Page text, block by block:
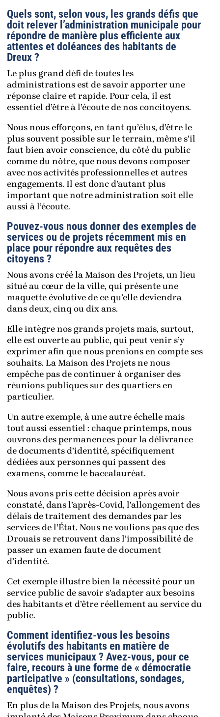
Quels sont, selon vous, les grands défis que
doit relever l’administration municipale pour
répondre de manière plus efficiente aux
attentes et doléances des habitants de
Dreux ?
Le plus grand défi de toutes les
administrations est de savoir apporter une
réponse claire et rapide. Pour cela, il est
essentiel d’être à l’écoute de nos concitoyens.
Nous nous efforçons, en tant qu’élus, d’être le
plus souvent possible sur le terrain, même s’il
faut bien avoir conscience, du côté du public
comme du nôtre, que nous devons composer
avec nos activités professionnelles et autres
engagements. Il est donc d’autant plus
important que notre administration soit elle
aussi à l’écoute.
Pouvez-vous nous donner des exemples de
services ou de projets récemment mis en
place pour répondre aux requêtes des
citoyens ?
Nous avons créé la Maison des Projets, un lieu
situé au cœur de la ville, qui présente une
maquette évolutive de ce qu’elle deviendra
dans deux, cinq ou dix ans.
Elle intègre nos grands projets mais, surtout,
elle est ouverte au public, qui peut venir s’y
exprimer afin que nous prenions en compte ses
souhaits. La Maison des Projets ne nous
empêche pas de continuer à organiser des
réunions publiques sur des quartiers en
particulier.
Un autre exemple, à une autre échelle mais
tout aussi essentiel : chaque printemps, nous
ouvrons des permanences pour la délivrance
de documents d’identité, spécifiquement
dédiées aux personnes qui passent des
examens, comme le baccalauréat.
Nous avons pris cette décision après avoir
constaté, dans l’après-Covid, l’allongement des
délais de traitement des demandes par les
services de l’État. Nous ne voulions pas que des
Drouais se retrouvent dans l’impossibilité de
passer un examen faute de document
d’identité.
Cet exemple illustre bien la nécessité pour un
service public de savoir s’adapter aux besoins
des habitants et d’être réellement au service du
public.
Comment identifiez-vous les besoins
évolutifs des habitants en matière de
services municipaux ? Avez-vous, pour ce
faire, recours à une forme de « démocratie
participative » (consultations, sondages,
enquêtes) ?
En plus de la Maison des Projets, nous avons